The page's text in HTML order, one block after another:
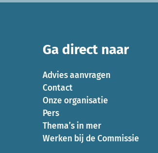
Ga direct naar
Advies aanvragen
Contact
Onze organisatie
Pers
Thema’s in mer
Werken bij de Commissie